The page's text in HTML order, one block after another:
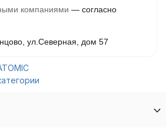
компаниями
согласно
ул.Северная, дом 57